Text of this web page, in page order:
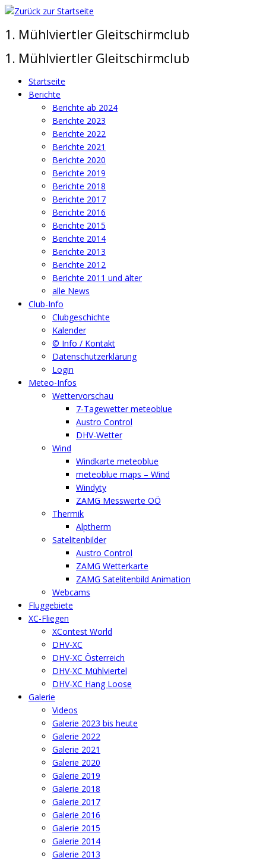
Zum
springen
1. Mühlviertler Gleitschirmclub
1. Mühlviertler Gleitschirmclub
Startseite
Berichte
Berichte ab 2024
Berichte 2023
Berichte 2022
Berichte 2021
Berichte 2020
Berichte 2019
Berichte 2018
Berichte 2017
Berichte 2016
Berichte 2015
Berichte 2014
Berichte 2013
Berichte 2012
Berichte 2011 und älter
alle News
Club-Info
Clubgeschichte
Kalender
© Info / Kontakt
Datenschutzerklärung
Login
Meteo-Infos
Wettervorschau
7-Tagewetter meteoblue
Austro Control
DHV-Wetter
Wind
Windkarte meteoblue
meteoblue maps – Wind
Windyty
ZAMG Messwerte OÖ
Thermik
Alptherm
Satelitenbilder
Austro Control
ZAMG Wetterkarte
ZAMG Satelitenbild Animation
Webcams
Fluggebiete
XC-Fliegen
XContest World
DHV-XC
DHV-XC Österreich
DHV-XC Mühlviertel
DHV-XC Hang Loose
Galerie
Videos
Galerie 2023 bis heute
Galerie 2022
Galerie 2021
Galerie 2020
Galerie 2019
Galerie 2018
Galerie 2017
Galerie 2016
Galerie 2015
Galerie 2014
Galerie 2013